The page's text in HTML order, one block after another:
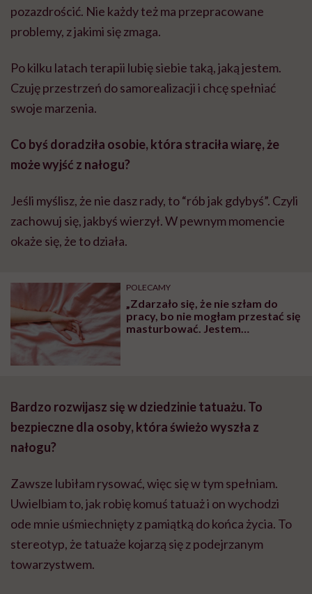
pozazdrościć. Nie każdy też ma przepracowane
problemy, z jakimi się zmaga.
Po kilku latach terapii lubię siebie taką, jaką jestem.
Czuję przestrzeń do samorealizacji i chcę spełniać
swoje marzenia.
Co byś doradziła osobie, która straciła wiarę, że
może wyjść z nałogu?
Jeśli myślisz, że nie dasz rady, to “rób jak gdybyś”. Czyli
zachowuj się, jakbyś wierzył. W pewnym momencie
okaże się, że to działa.
POLECAMY
„Zdarzało się, że nie szłam do
pracy, bo nie mogłam przestać się
masturbować. Jestem
Bardzo rozwijasz się w dziedzinie tatuażu. To
bezpieczne dla osoby, która świeżo wyszła z
nałogu?
Zawsze lubiłam rysować, więc się w tym spełniam.
Uwielbiam to, jak robię komuś tatuaż i on wychodzi
ode mnie uśmiechnięty z pamiątką do końca życia. To
stereotyp, że tatuaże kojarzą się z podejrzanym
towarzystwem.